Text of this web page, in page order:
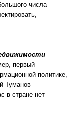
числа
первый
политике,
Туманов
в стране нет